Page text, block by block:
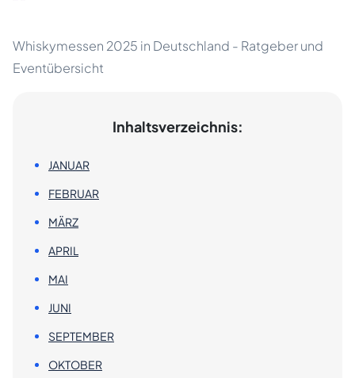
Whiskymessen 2025 in Deutschland - Ratgeber und
Eventübersicht
Inhaltsverzeichnis:
JANUAR
FEBRUAR
MÄRZ
APRIL
MAI
JUNI
SEPTEMBER
OKTOBER